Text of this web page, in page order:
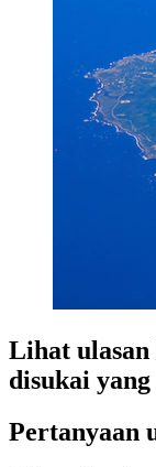
Lihat
disukai
Pertanyaan